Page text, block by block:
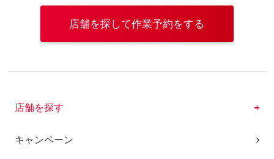
店舗を探して作業予約をする
店舗を探す
キャンペーン